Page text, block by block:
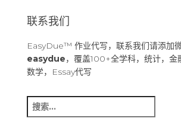
联系我们
EasyDue™ 作业代写，联系我们请添加
easydue，覆盖100+全学科，统计，金
数学，Essay代写
搜
索